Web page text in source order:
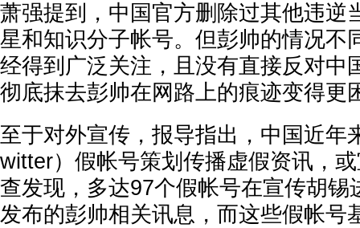
萧强提到，中国官方删除过其他违逆
星和知识分子帐号。但彭帅的情况不
经得到广泛关注，且没有直接反对中
彻底抹去彭帅在网路上的痕迹变得更
至于对外宣传，报导指出，中国近年
witter）假帐号策划传播虚假资讯，
查发现，多达97个假帐号在宣传胡锡
发布的彭帅相关讯息，而这些假帐号